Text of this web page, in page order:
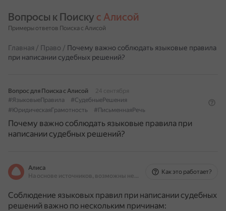
Вопросы к Поиску с Алисой
Примеры ответов Поиска с Алисой
Главная / Право / Почему важно соблюдать языковые правила
при написании судебных решений?
Вопрос для Поиска с Алисой
24 сентября
#ЯзыковыеПравила
#СудебныеРешения
#ЮридическаяГрамотность
#ПисьменнаяРечь
Почему важно соблюдать языковые правила при
написании судебных решений?
Алиса
На основе источников, возможны неточности
Как это работает?
Соблюдение языковых правил при написании судебных
решений важно по нескольким причинам: